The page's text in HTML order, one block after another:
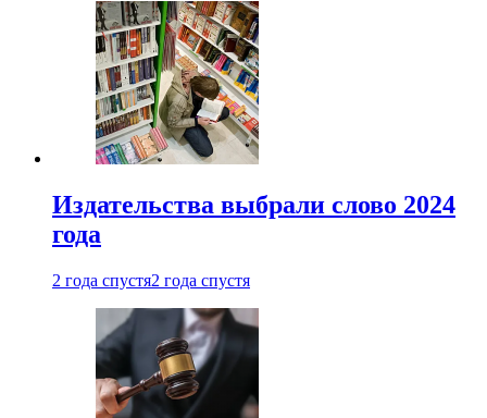
Издательства выбрали слово 2024
года
2 года спустя2 года спустя